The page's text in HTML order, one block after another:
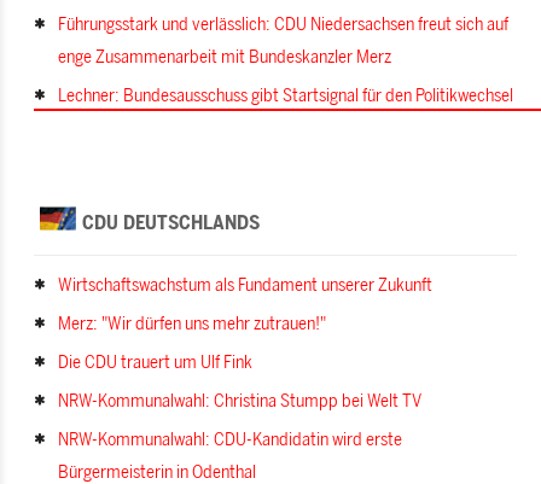
Führungsstark und verlässlich: CDU Niedersachsen freut sich auf
enge Zusammenarbeit mit Bundeskanzler Merz
Lechner: Bundesausschuss gibt Startsignal für den Politikwechsel
CDU DEUTSCHLANDS
Wirtschaftswachstum als Fundament unserer Zukunft
Merz: "Wir dürfen uns mehr zutrauen!"
Die CDU trauert um Ulf Fink
NRW-Kommunalwahl: Christina Stumpp bei Welt TV
NRW-Kommunalwahl: CDU-Kandidatin wird erste
Bürgermeisterin in Odenthal